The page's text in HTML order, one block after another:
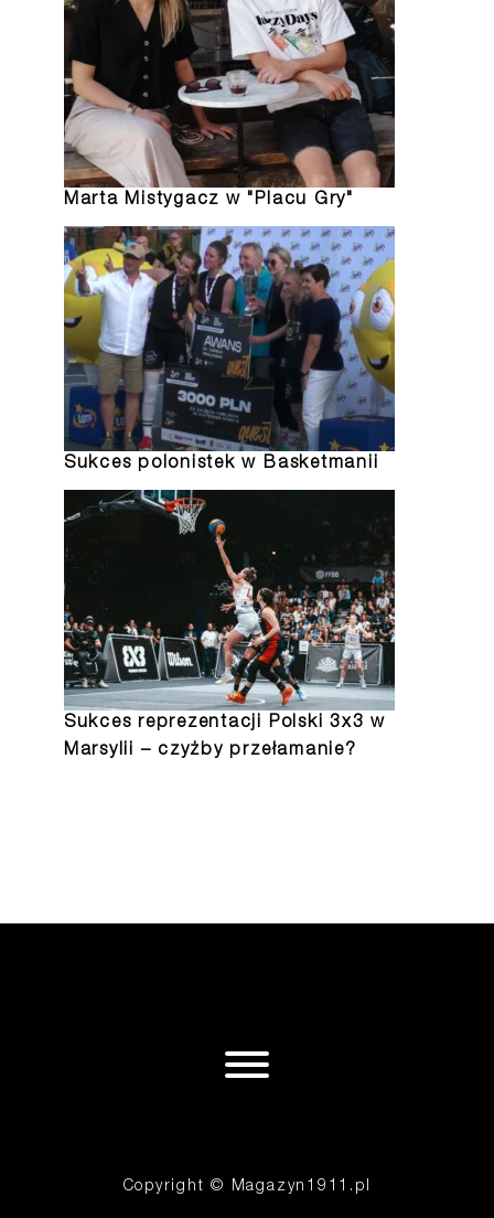
Marta Mistygacz w "Placu Gry"
Sukces polonistek w Basketmanii
Sukces reprezentacji Polski 3x3 w
Marsylii – czyżby przełamanie?
Copyright © Magazyn1911.pl